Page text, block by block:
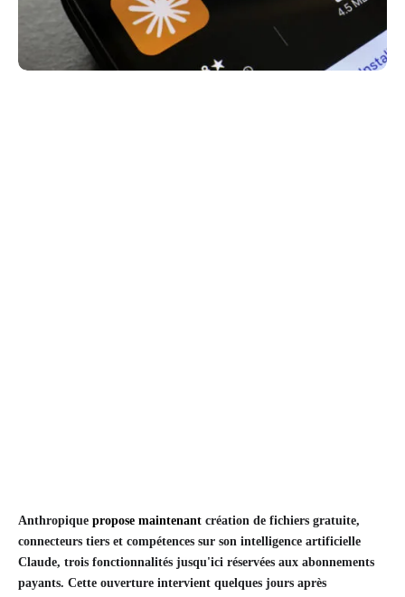
Anthropique propose maintenant création de fichiers gratuite,
connecteurs tiers et compétences sur son intelligence artificielle
Claude, trois fonctionnalités jusqu'ici réservées aux abonnements
payants. Cette ouverture intervient quelques jours après